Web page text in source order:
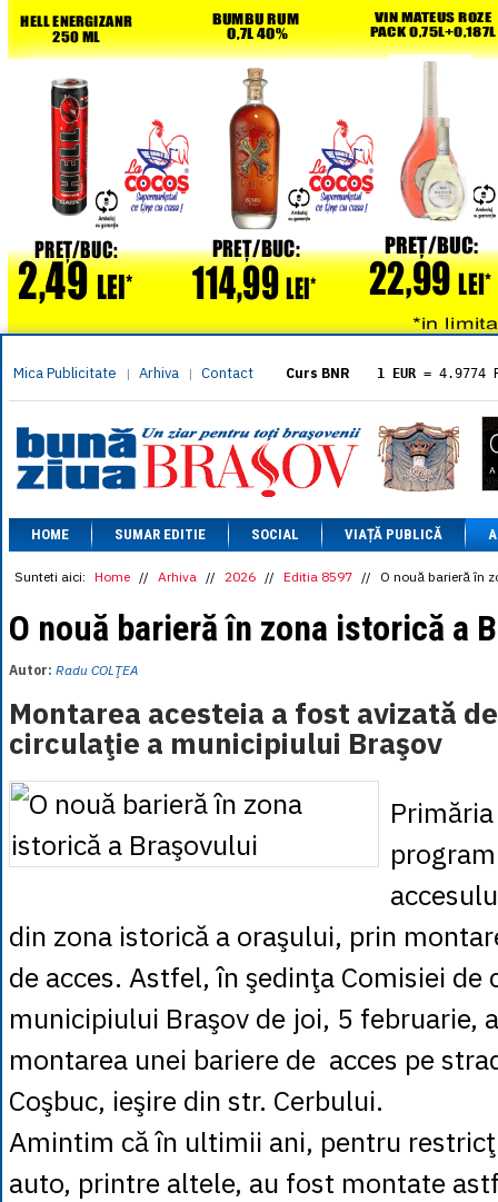
Mica Publicitate | Arhiva | Contact Curs BNR 1 EUR = 4.9774
= 5.8304
1 XAU= 464.4611
1 AED= 1.1933
1 AUD= 2.7957
1 BGN= 2.5449
1 CAD= 3.1559
1 CHF= 5.2813
1 CNY= 0.6015
1 DKK
= 0.6668
1 EGP= 0.0860
1 KRW= 0.3047
1 MXN= 0.2227
1 PLN= 1.1646
1 RUB= 0.0530
1 SEK
= 0.4526
1 TRY= 0.1141
1 XDR= 5.9383
HOME SUMAR EDITIE SOCIAL VIAȚĂ PUBLICĂ
Sunteti aici: Home // Arhiva // 2026 // Editia 8597 // O nouă barieră în
O nouă barieră în zona istorică a
Autor: Radu COLŢEA
Montarea acesteia a fost avizată
circulaţie a municipiului Braşov
din zona istorică a oraşului, prin
de acces. Astfel, în şedinţa Comisiei de
municipiului Braşov de joi, 5 februarie,
montarea unei bariere de acces pe
Coşbuc, ieşire din str. Cerbului.
Amintim că în ultimii ani, pentru
auto, printre altele, au fost montate